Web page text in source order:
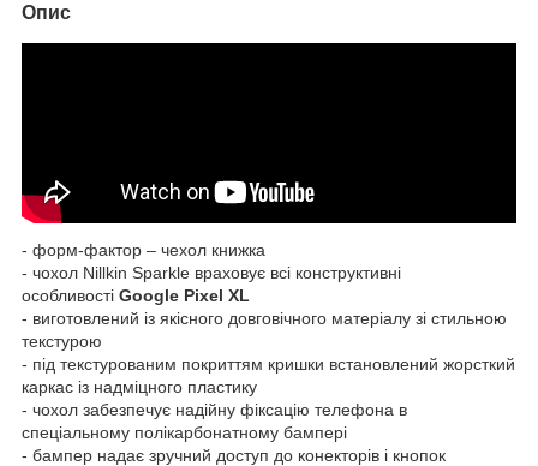
Опис
- форм-фактор – чехол книжка
- чохол Nillkin Sparkle враховує всі конструктивні
особливості Google Pixel XL​
- виготовлений із якісного довговічного матеріалу зі стильною
текстурою
- під текстурованим покриттям кришки встановлений жорсткий
каркас із надміцного пластику
- чохол забезпечує надійну фіксацію телефона в
спеціальному полікарбонатному бампері
- бампер надає зручний доступ до конекторів і кнопок